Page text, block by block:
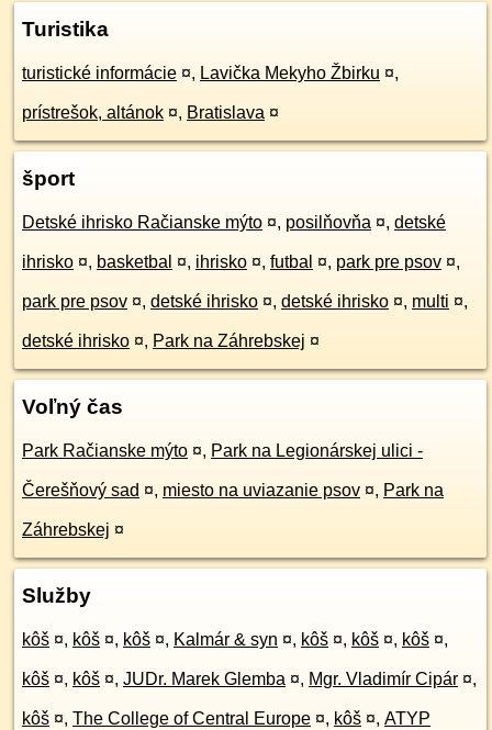
Turistika
turistické informácie ¤, Lavička Mekyho Žbirku ¤,
prístrešok, altánok ¤, Bratislava ¤
šport
Detské ihrisko Račianske mýto ¤, posilňovňa ¤, detské
ihrisko ¤, basketbal ¤, ihrisko ¤, futbal ¤, park pre psov ¤,
park pre psov ¤, detské ihrisko ¤, detské ihrisko ¤, multi ¤,
detské ihrisko ¤, Park na Záhrebskej ¤
Voľný čas
Park Račianske mýto ¤, Park na Legionárskej ulici -
Čerešňový sad ¤, miesto na uviazanie psov ¤, Park na
Záhrebskej ¤
Služby
kôš ¤, kôš ¤, kôš ¤, Kalmár & syn ¤, kôš ¤, kôš ¤, kôš ¤,
kôš ¤, kôš ¤, JUDr. Marek Glemba ¤, Mgr. Vladimír Cipár ¤,
kôš ¤, The College of Central Europe ¤, kôš ¤, ATYP